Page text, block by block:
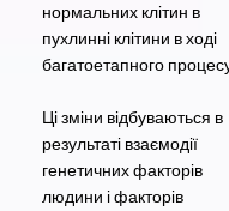
нормальних клітин в
пухлинні клітини в ході
багатоетапного
Ці зміни відбуваються в
результаті взаємодії
генетичних факторів
людини і факторів